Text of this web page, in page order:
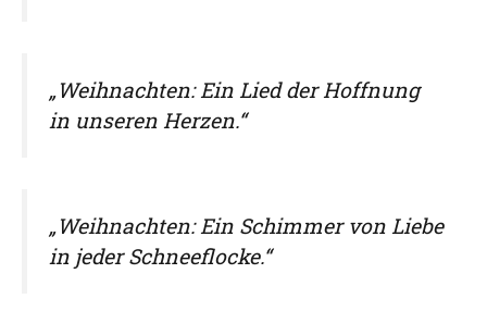
„Weihnachten: Ein Lied der Hoffnung
in unseren Herzen.“
„Weihnachten: Ein Schimmer von Liebe
in jeder Schneeflocke.“